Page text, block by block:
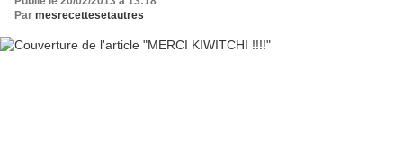
Par mesrecettesetautres